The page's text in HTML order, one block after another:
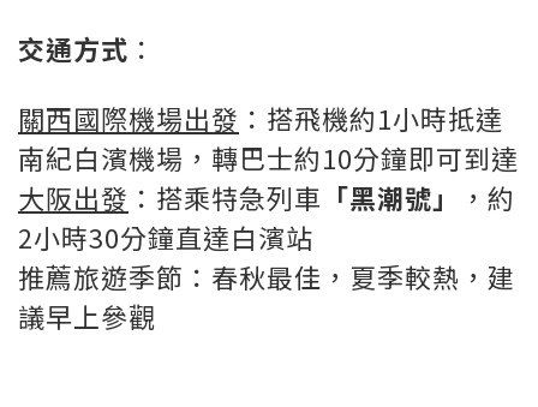
交通方式 ：
關西國際機場出發 ：搭飛機約1小時抵達
南紀白濱機場，轉巴士約10分鐘即可到達
大阪出發 ：搭乘特急列車 「黑潮號」
，約
2小時30分鐘直達白濱站
推薦旅遊季節：春秋最佳，夏季較熱，建
議早上參觀